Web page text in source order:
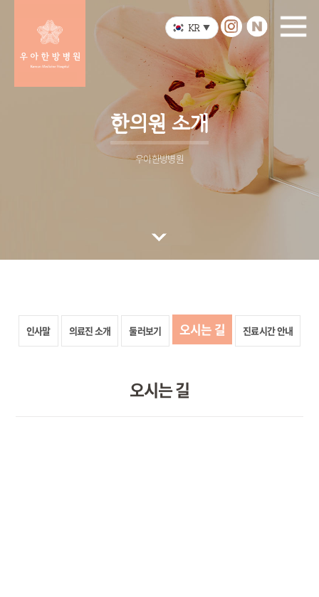
KR ▼
한의원 소개
우아한방병원
인사말 의료진 소개 둘러보기 오시는 길 진료시간 안내
오시는 길